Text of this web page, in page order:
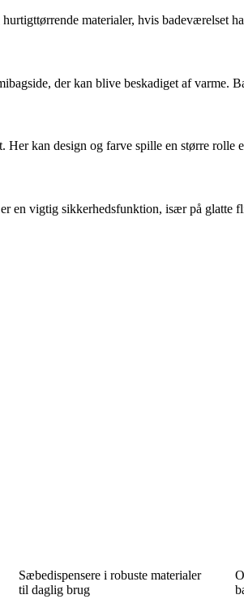
materialer, hvis badeværelset
der kan blive beskadiget af varme.
kan design og farve spille en større rolle
en vigtig sikkerhedsfunktion, især på glatte
Sæbedispensere i robuste materialer
til daglig brug